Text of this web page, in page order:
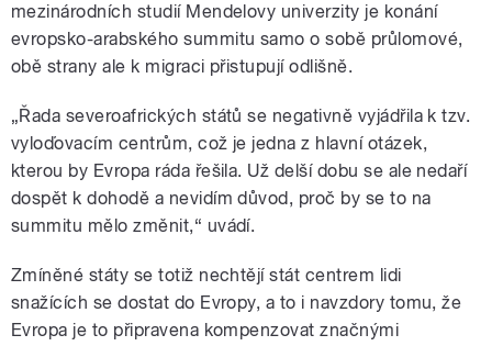
mezinárodních studií Mendelovy univerzity je konání
evropsko-arabského summitu samo o sobě průlomové,
obě strany ale k migraci přistupují odlišně.
„Řada severoafrických států se negativně vyjádřila k tzv.
vyloďovacím centrům, což je jedna z hlavní otázek,
kterou by Evropa ráda řešila. Už delší dobu se ale nedaří
dospět k dohodě a nevidím důvod, proč by se to na
summitu mělo změnit,“ uvádí.
Zmíněné státy se totiž nechtějí stát centrem lidi
snažících se dostat do Evropy, a to i navzdory tomu, že
Evropa je to připravena kompenzovat značnými